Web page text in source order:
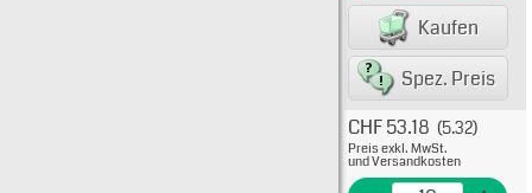
Kaufen
Spez. Preis
EME
CHF 53.18 (5.32)
Preis exkl. MwSt.
und Versandkosten